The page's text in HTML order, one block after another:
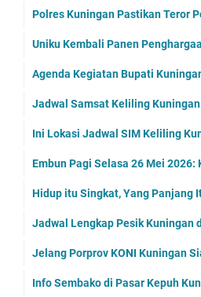
Polres Kuningan Pastikan Teror
Uniku Kembali Panen
Agenda Kegiatan Bupati
Jadwal Samsat Keliling
Ini Lokasi Jadwal SIM Keliling
Embun Pagi Selasa 26 Mei 2026:
Hidup itu Singkat, Yang Panjang
Jadwal Lengkap Pesik Kuningan
Jelang Porprov KONI Kuningan
Info Sembako di Pasar Kepuh